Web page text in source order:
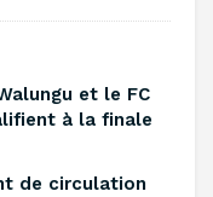
et le FC
à la finale
de circulation